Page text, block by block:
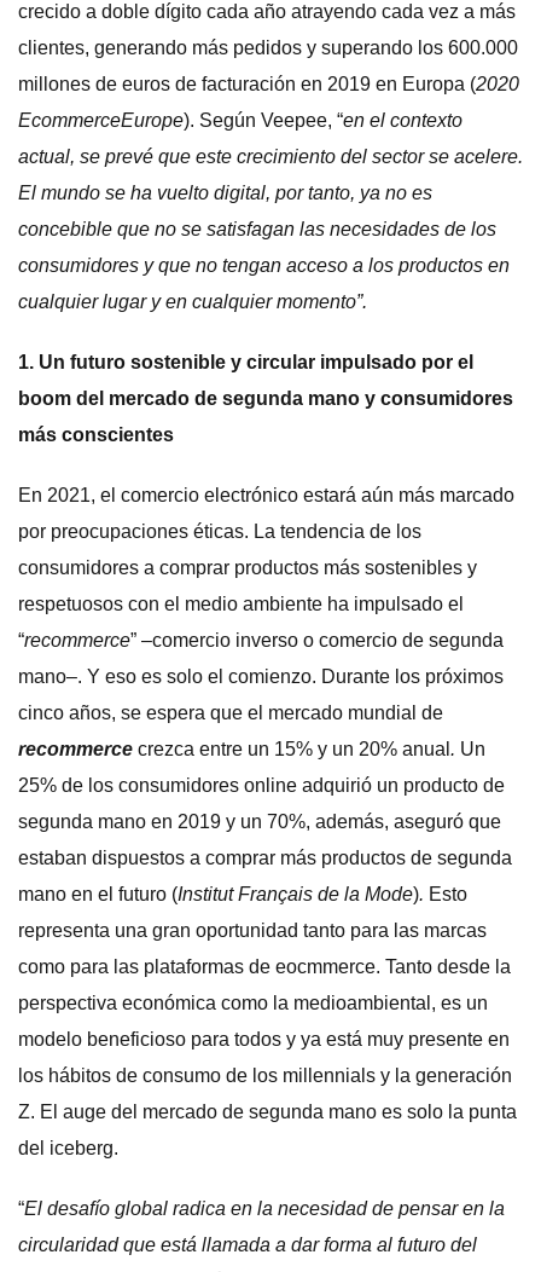
crecido a doble dígito cada año atrayendo cada vez a más
clientes, generando más pedidos y superando los 600.000
millones de euros de facturación en 2019 en Europa (2020
EcommerceEurope). Según Veepee, “en el contexto
actual, se prevé que este crecimiento del sector se acelere.
El mundo se ha vuelto digital, por tanto, ya no es
concebible que no se satisfagan las necesidades de los
consumidores y que no tengan acceso a los productos en
cualquier lugar y en cualquier momento”.
1. Un futuro sostenible y circular impulsado por el
boom del mercado de segunda mano y consumidores
más conscientes
En 2021, el comercio electrónico estará aún más marcado
por preocupaciones éticas. La tendencia de los
consumidores a comprar productos más sostenibles y
respetuosos con el medio ambiente ha impulsado el
“recommerce” –comercio inverso o comercio de segunda
mano–. Y eso es solo el comienzo. Durante los próximos
cinco años, se espera que el mercado mundial de
recommerce crezca entre un 15% y un 20% anual . Un
25% de los consumidores online adquirió un producto de
segunda mano en 2019 y un 70%, además, aseguró que
estaban dispuestos a comprar más productos de segunda
mano en el futuro (Institut Français de la Mode). Esto
representa una gran oportunidad tanto para las marcas
como para las plataformas de eocmmerce. Tanto desde la
perspectiva económica como la medioambiental, es un
modelo beneficioso para todos y ya está muy presente en
los hábitos de consumo de los millennials y la generación
Z. El auge del mercado de segunda mano es solo la punta
del iceberg.
“El desafío global radica en la necesidad de pensar en la
circularidad que está llamada a dar forma al futuro del